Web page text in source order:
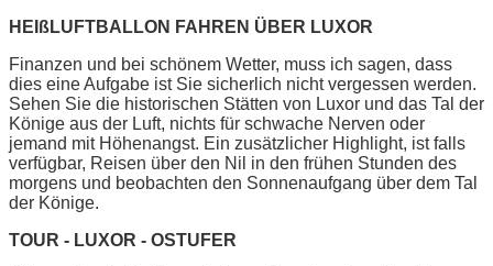
HEIßLUFTBALLON FAHREN ÜBER LUXOR
Finanzen und bei schönem Wetter, muss ich sagen, dass
dies eine Aufgabe ist Sie sicherlich nicht vergessen werden.
Sehen Sie die historischen Stätten von Luxor und das Tal der
Könige aus der Luft, nichts für schwache Nerven oder
jemand mit Höhenangst. Ein zusätzlicher Highlight, ist falls
verfügbar, Reisen über den Nil in den frühen Stunden des
morgens und beobachten den Sonnenaufgang über dem Tal
der Könige.
TOUR - LUXOR - OSTUFER